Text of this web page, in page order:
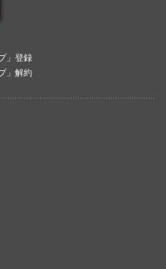
」登録
」解約